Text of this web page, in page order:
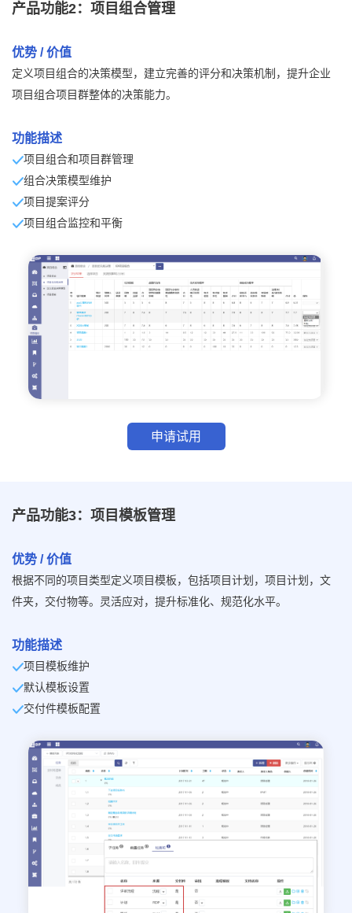
产品功能2：项目组合管理
优势 / 价值
定义项目组合的决策模型，建立完善的评分和决策机制，提升企业
项目组合项目群整体的决策能力。
功能描述
项目组合和项目群管理
组合决策模型维护
项目提案评分
项目组合监控和平衡
申请试用
产品功能3：项目模板管理
优势 / 价值
根据不同的项目类型定义项目模板，包括项目计划，项目计划，文
件夹，交付物等。灵活应对，提升标准化、规范化水平。
功能描述
项目模板维护
默认模板设置
交付件模板配置